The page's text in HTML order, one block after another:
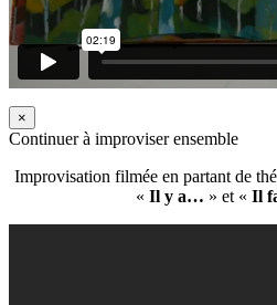
×
Continuer à improviser ensemble
Improvisation filmée en partant de
« Il y a… » et « Il